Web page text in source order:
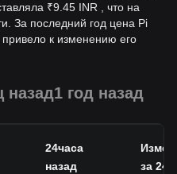
₹9.45 INR , что на
За последний год цена Pi
привело к изменению его
назад1 год назад
24часа
назад
за 24